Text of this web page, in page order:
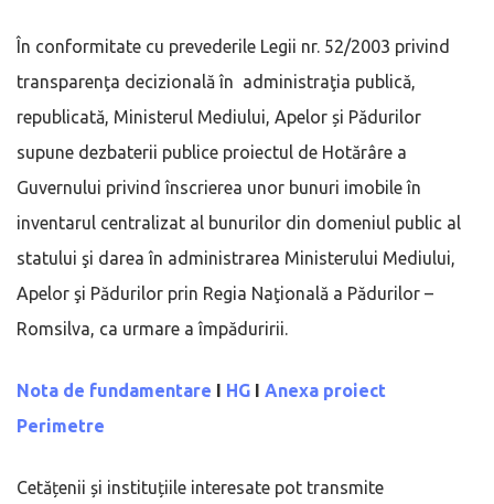
În conformitate cu prevederile Legii nr. 52/2003 privind
transparenţa decizională în administraţia publică,
republicată, Ministerul Mediului, Apelor și Pădurilor
supune dezbaterii publice proiectul de Hotărâre a
Guvernului privind înscrierea unor bunuri imobile în
inventarul centralizat al bunurilor din domeniul public al
statului şi darea în administrarea Ministerului Mediului,
Apelor şi Pădurilor prin Regia Naţională a Pădurilor –
Romsilva, ca urmare a împăduririi.
Nota de fundamentare I HG I Anexa proiect
Perimetre
Cetățenii și instituțiile interesate pot transmite